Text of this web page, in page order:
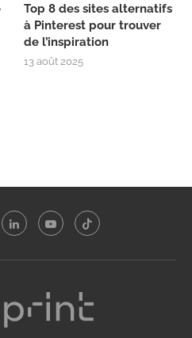
Top 8 des sites alternatifs
à Pinterest pour trouver
de l’inspiration
13 août 2025